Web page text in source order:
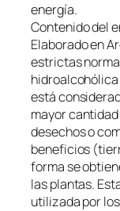
energía.
Contenido del
Elaborado en
estrictas
hidroalcohólica
está
mayor
desechos o
beneficios
forma se
las plantas.
utilizada por